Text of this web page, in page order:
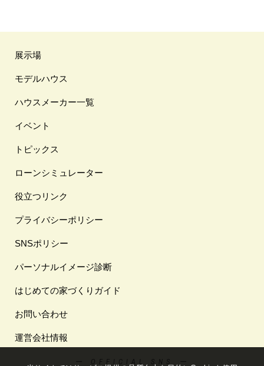
展示場
モデルハウス
ハウスメーカー一覧
イベント
トピックス
ローンシミュレーター
役立つリンク
プライバシーポリシー
SNSポリシー
パーソナルイメージ診断
はじめての家づくりガイド
お問い合わせ
運営会社情報
ー OFFICIAL SNS ー